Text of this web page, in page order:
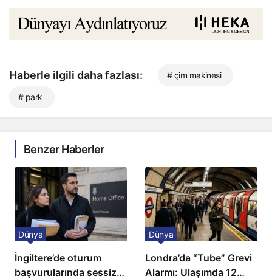
Haberle ilgili daha fazlası: # çim makinesi
# park
Benzer Haberler
İngiltere’de oturum
başvurularında sessiz
Dünya
Londra’da “Tube” Grevi
Alarmı: Ulaşımda 12
Dünya